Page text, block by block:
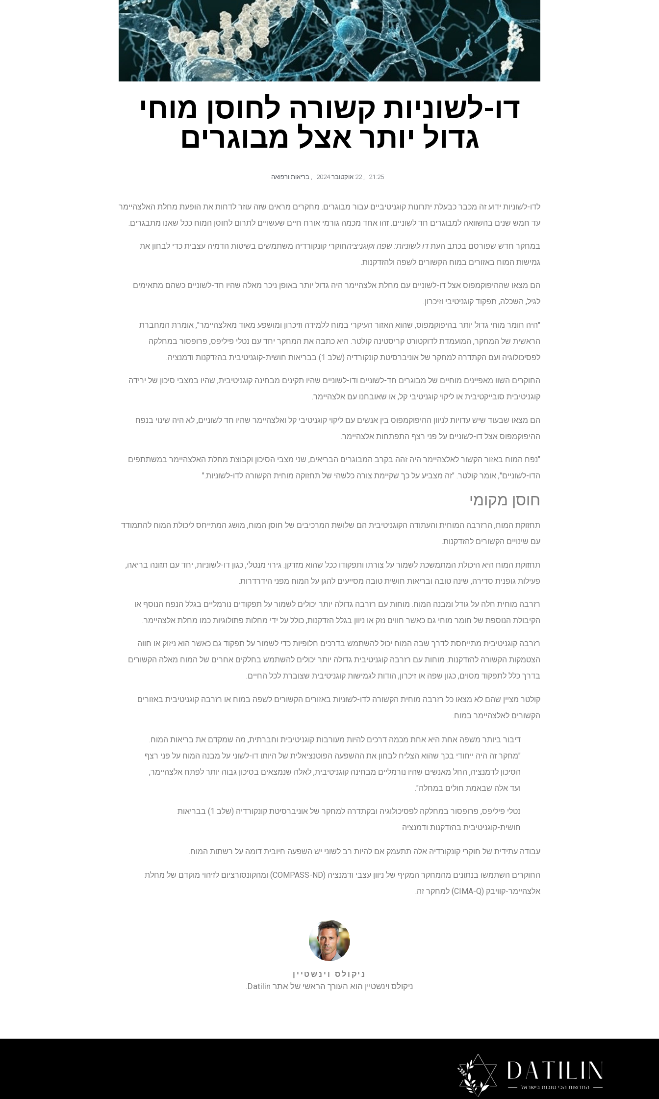
דו-לשוניות קשורה לחוסן מוחי
גדול יותר אצל מבוגרים
21:25
, 22 אוקטובר 2024 , בריאות ורפואה
לדו-לשוניות ידוע זה מכבר כבעלת יתרונות קוגניטיביים עבור מבוגרים. מחקרים מראים שזה עוזר לדחות את הופעת מחלת האלצהיימר
עד חמש שנים בהשוואה למבוגרים חד לשוניים. זהו אחד מכמה גורמי אורח חיים שעשויים לתרום לחוסן המוח ככל שאנו מתבגרים.
במחקר חדש שפורסם בכתב העתדו לשוניות: שפה וקוגניציהחוקרי קונקורדיה משתמשים בשיטות הדמיה עצבית כדי לבחון את
גמישות המוח באזורים במוח הקשורים לשפה ולהזדקנות.
הם מצאו שההיפוקמפוס אצל דו-לשוניים עם מחלת אלצהיימר היה גדול יותר באופן ניכר מאלה שהיו חד-לשוניים כשהם מתאימים
לגיל, השכלה, תפקוד קוגניטיבי וזיכרון.
"היה חומר מוחי גדול יותר בהיפוקמפוס, שהוא האזור העיקרי במוח ללמידה וזיכרון ומושפע מאוד מאלצהיימר", אומרת המחברת
הראשית של המחקר, המועמדת לדוקטורט קריסטינה קולטר. היא כתבה את המחקר יחד עם נטלי פיליפס, פרופסור במחלקה
לפסיכולוגיה ועם הקתדרה למחקר של אוניברסיטת קונקורדיה (שלב 1) בבריאות חושית-קוגניטיבית בהזדקנות ודמנציה.
החוקרים השוו מאפיינים מוחיים של מבוגרים חד-לשוניים ודו-לשוניים שהיו תקינים מבחינה קוגניטיבית, שהיו במצבי סיכון של ירידה
קוגניטיבית סובייקטיבית או ליקוי קוגניטיבי קל, או שאובחנו עם אלצהיימר.
הם מצאו שבעוד שיש עדויות לניוון ההיפוקמפוס בין אנשים עם ליקוי קוגניטיבי קל ואלצהיימר שהיו חד לשוניים, לא היה שינוי בנפח
ההיפוקמפוס אצל דו-לשוניים על פני רצף התפתחות אלצהיימר.
"נפח המוח באזור הקשור לאלצהיימר היה זהה בקרב המבוגרים הבריאים, שני מצבי הסיכון וקבוצת מחלת האלצהיימר במשתתפים
הדו-לשוניים", אומר קולטר. "זה מצביע על כך שקיימת צורה כלשהי של תחזוקה מוחית הקשורה לדו-לשוניות."
חוסן מקומי
תחזוקת המוח, הרזרבה המוחית והעתודה הקוגניטיבית הם שלושת המרכיבים של חוסן המוח, מושג המתייחס ליכולת המוח להתמודד
עם שינויים הקשורים להזדקנות.
תחזוקת המוח היא היכולת המתמשכת לשמור על צורתו ותפקודו ככל שהוא מזדקן. גירוי מנטלי, כגון דו-לשוניות, יחד עם תזונה בריאה,
פעילות גופנית סדירה, שינה טובה ובריאות חושית טובה מסייעים להגן על המוח מפני הידרדרות.
רזרבה מוחית חלה על גודל ומבנה המוח. מוחות עם רזרבה גדולה יותר יכולים לשמור על תפקודים נורמליים בגלל הנפח הנוסף או
הקיבולת הנוספת של חומר מוחי גם כאשר חווים נזק או ניוון בגלל הזדקנות, כולל על ידי מחלות פתולוגיות כמו מחלת אלצהיימר.
רזרבה קוגניטיבית מתייחסת לדרך שבה המוח יכול להשתמש בדרכים חלופיות כדי לשמור על תפקוד גם כאשר הוא ניזוק או חווה
הצטמקות הקשורה להזדקנות. מוחות עם רזרבה קוגניטיבית גדולה יותר יכולים להשתמש בחלקים אחרים של המוח מאלה הקשורים
בדרך כלל לתפקוד מסוים, כגון שפה או זיכרון, הודות לגמישות קוגניטיבית שצוברת לכל החיים.
קולטר מציין שהם לא מצאו כל רזרבה מוחית הקשורה לדו-לשוניות באזורים הקשורים לשפה במוח או רזרבה קוגניטיבית באזורים
הקשורים לאלצהיימר במוח.
דיבור ביותר משפה אחת היא אחת מכמה דרכים להיות מעורבות קוגניטיבית וחברתית, מה שמקדם את בריאות המוח.
"מחקר זה היה ייחודי בכך שהוא הצליח לבחון את ההשפעה הפוטנציאלית של היותו דו-לשוני על מבנה המוח על פני רצף
הסיכון לדמנציה, החל מאנשים שהיו נורמליים מבחינה קוגניטיבית, לאלה שנמצאים בסיכון גבוה יותר לפתח אלצהיימר,
ועד אלה שבאמת חולים במחלה".
נטלי פיליפס, פרופסור במחלקה לפסיכולוגיה ובקתדרה למחקר של אוניברסיטת קונקורדיה (שלב 1) בבריאות
חושית-קוגניטיבית בהזדקנות ודמנציה
עבודה עתידית של חוקרי קונקורדיה אלה תתעמק אם להיות רב לשוני יש השפעה חיובית דומה על רשתות המוח.
החוקרים השתמשו בנתונים מהמחקר המקיף של ניוון עצבי ודמנציה (COMPASS-ND) ומהקונסורציום לזיהוי מוקדם של מחלת
אלצהיימר-קוויבק (CIMA-Q) למחקר זה.
ניקולס וינשטיין
ניקולס וינשטיין הוא העורך הראשי של אתר Datilin.